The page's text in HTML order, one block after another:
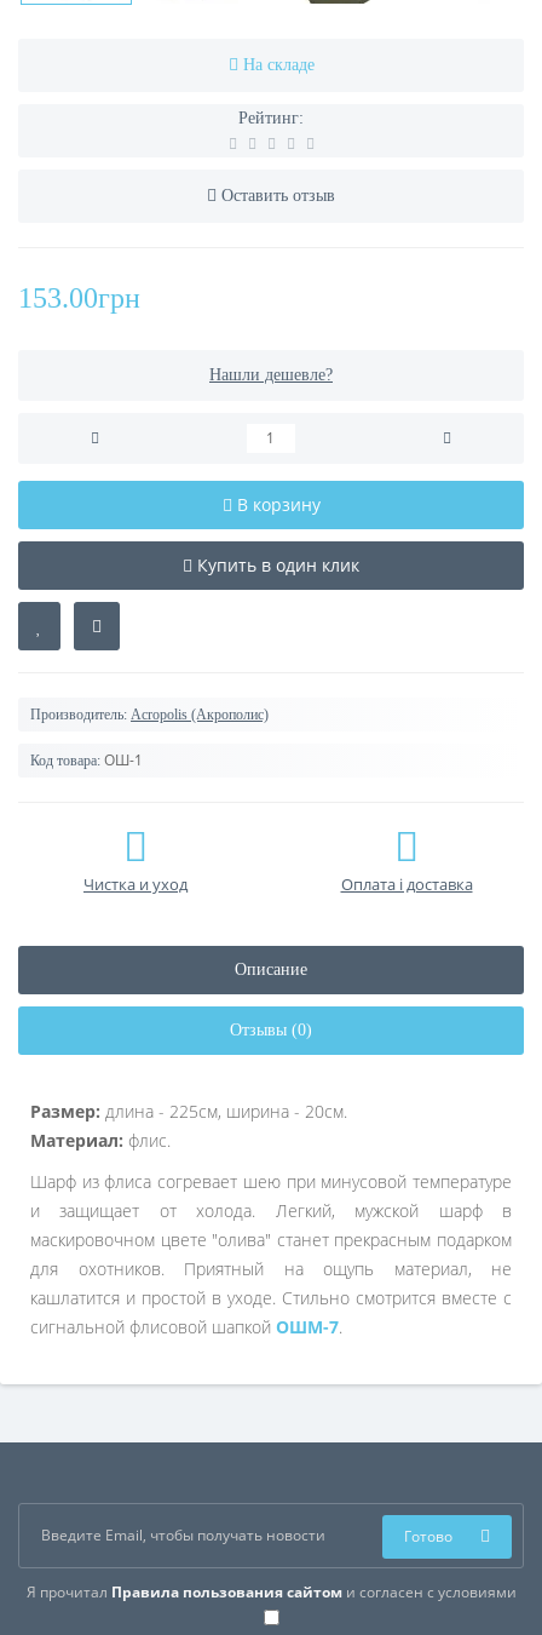
На складе
Рейтинг:
Оставить отзыв
153.00грн
Нашли дешевле?
В корзину
Купить в один клик
Производитель: Acropolis (Акрополис)
Код товара: ОШ-1
Чистка и уход Оплата і доставка
Описание
Отзывы (0)
Размер: длина - 225см, ширина - 20см.
Материал: флис.
Шарф из флиса согревает шею при минусовой температуре
и защищает от холода. Легкий, мужской шарф в
маскировочном цвете "олива" станет прекрасным подарком
для охотников. Приятный на ощупь материал, не
кашлатится и простой в уходе. Стильно смотрится вместе с
сигнальной флисовой шапкой ОШМ-7.
Я прочитал Правила пользования сайтоми согласен с условиями
Готово